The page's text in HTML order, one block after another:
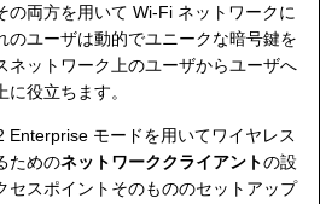
の両方を用いて Wi-Fi ネットワークに
のユーザは動的でユニークな暗号鍵を
ネットワーク上のユーザからユーザへ
役立ちます。
Enterprise モードを用いてワイヤレス
ためのネットワーククライアントの設
セスポイントそのもののセットアップ